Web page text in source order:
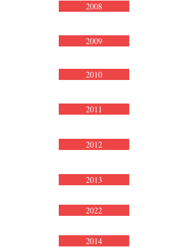
2008
2009
2010
2011
2012
2013
2022
2014